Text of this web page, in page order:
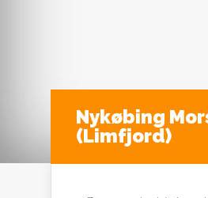
Nykøbing
(Limfjord)